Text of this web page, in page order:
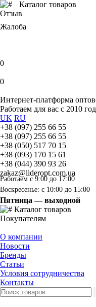
Каталог товаров
Отзыв
Жалоба
0
0
Интернет-платформа
Работаем для вас с 2010
UK RU
+38 (097) 255 66 55
+38 (097) 255 66 55
+38 (050) 517 70 15
+38 (093) 170 15 61
+38 (044) 390 93 26
zakaz@lideropt.com.ua
Работаем с 9:00 до 17:00
Воскресенье: с 10:00 до 15:00
Пятница — выходной
Каталог товаров
Покупателям
О компании
Новости
Бренды
Статьи
Условия сотрудничества
Контакты